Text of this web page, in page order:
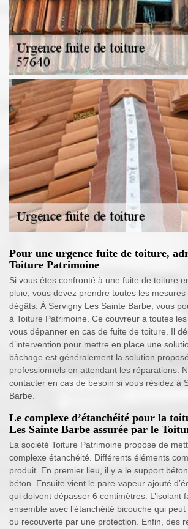
Pour une urgence fuite de toiture,
Toiture Patrimoine
Si vous êtes confronté à une fuite de toiture
pluie, vous devez prendre toutes les
dégâts. À Servigny Les Sainte Barbe, vous
à Toiture Patrimoine. Ce couvreur a toutes
vous dépanner en cas de fuite de toiture. Il
d’intervention pour mettre en place une
bâchage est généralement la solution
professionnels en attendant les réparations.
contacter en cas de besoin si vous résidez à
Barbe.
Le complexe d’étanchéité pour la
Les Sainte Barbe assurée par le
La société Toiture Patrimoine propose de
complexe étanchéité. Différents éléments
produit. En premier lieu, il y a le support
béton. Ensuite vient le pare-vapeur ajouté
qui doivent dépasser 6 centimètres. L’isolant
ensemble avec l’étanchéité bicouche qui
ou recouverte par une protection. Enfin, des